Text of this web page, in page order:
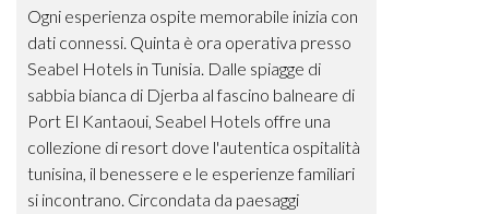
Ogni esperienza ospite memorabile inizia con
dati connessi. Quinta è ora operativa presso
Seabel Hotels in Tunisia. Dalle spiagge di
sabbia bianca di Djerba al fascino balneare di
Port El Kantaoui, Seabel Hotels offre una
collezione di resort dove l'autentica ospitalità
tunisina, il benessere e le esperienze familiari
si incontrano. Circondata da paesaggi